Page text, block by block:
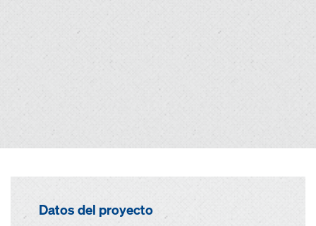
Datos del proyecto